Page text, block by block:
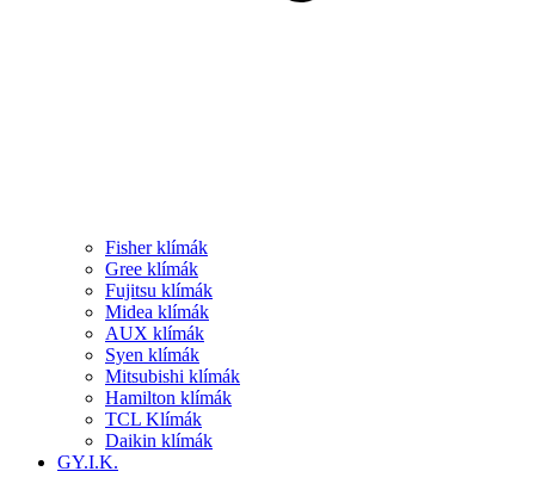
Fisher klímák
Gree klímák
Fujitsu klímák
Midea klímák
AUX klímák
Syen klímák
Mitsubishi klímák
Hamilton klímák
TCL Klímák
Daikin klímák
GY.I.K.